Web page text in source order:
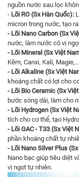
nguồn nước sau lọc
- Lõi RO (Sx Hàn Quốc):
micron trong nước, tạo
- Lõi Nano Carbon (Sx
nước, làm nước có vị
- Lõi Mineral (Sx Việt
Kẽm, Canxi, Kali, Magie,…
- Lõi Alkaline (Sx Việt
khoáng chất có lợi cho
- Lõi Bio Ceramic (Sx
bước sóng dài, làm cho
- Lõi Hydrogen (Sx Việt
tích cho cơ thể, tạo
- Lõi GAC - T33 (Sx Việt
phần khoáng chất tự
- Lõi Nano Silver Plus
Nano bạc giúp tiêu diệt
vị ngọt tự nhiên.